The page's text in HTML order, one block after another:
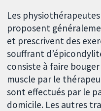
Les
proposent
et prescrivent des
souffrant
consiste à faire
muscle par le
sont effectués par le
domicile. Les autres